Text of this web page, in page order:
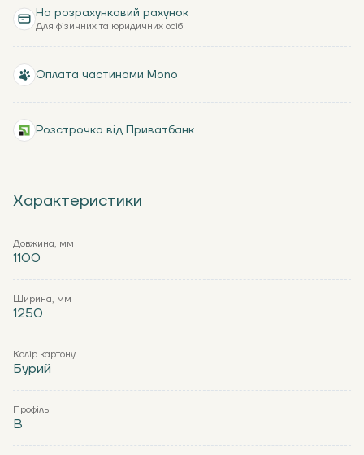
Характеристики
Довжина, мм
1100
Ширина, мм
1250
Колір картону
Бурий
Профіль
В
На розрахунковий рахунок
Для фізичних та юридичних осіб
Оплата частинами Mono
Розстрочка від Приватбанк